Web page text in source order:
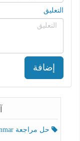
التعليق
إضافة
حل مراجعة Grammar اللغة الإنجليزية الصف الخامس الفصل الثالث